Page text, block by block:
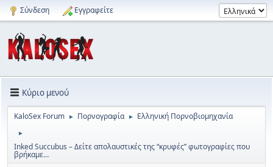
Σύνδεση Εγγραφείτε
Κύριο μενού
KaloSex Forum ► Πορνογραφία ► Ελληνική Πορνοβιομηχανία
►
Inked Succubus – Δείτε απολαυστικές της “κρυφές” φωτογραφίες που
βρήκαμε…